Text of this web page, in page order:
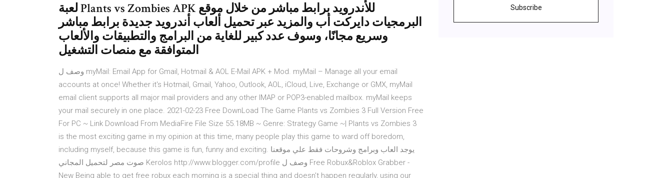
لعبة Plants vs Zombies APK للأندرويد برابط مباشر من خلال موقع
البرمجيات دايركت أب والمزيد عبر تحميل ألعاب أندرويد جديدة برابط مباشر
وسريع مجانًا، وسوف عدد كبير للغاية من البرامج والتطبيقات والألعاب
المتوافقة مع منصات التشغيل
وصف ل myMail: Email App for Gmail, Hotmail & AOL E-Mail‏ APK + Mod. myMail – Manage all your email
accounts at once! Whether it's Hotmail, Gmail, Yahoo, Outlook, AOL, iCloud, Live, Exchange or GMX, myMail
email client supports all major mail providers and any other IMAP or POP3-enabled mailbox. myMail keeps
your mail securely in one place. 2021-02-23 Free DownLoad The Game Plants vs Zombies 3 Full Version Free
For PC ~ Link Download From MediaFire File Size 55.18MB ~ Genre: Strategy Game ~| Plants vs Zombies 3
is the most exciting game in my opinion at this time, many people play this game to ward off boredom,
including myself, because this game is fun, funny and exciting. يوجد العاب وبرامج وشروحات فقط علي موقعنا
صوت مصر لتحميل المجاني Kerolos http://www.blogger.com/profile وصف ل Free Robux&Roblox Grabber -
New‏ Being able to get free robux each morning is a special thing and doesn't happen regularly, using our
Subscribe